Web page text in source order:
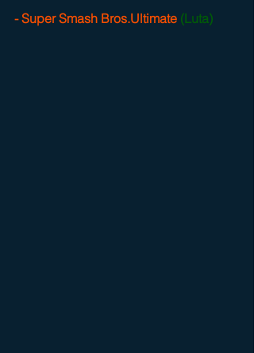
- Super Smash Bros.Ultimate (Luta)